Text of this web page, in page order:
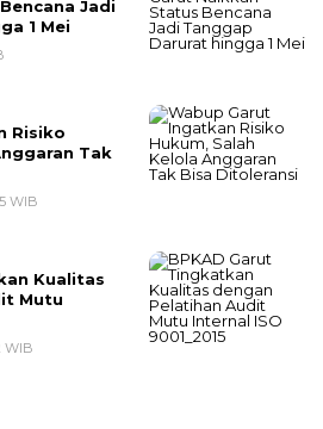
Jadi
1 Mei
Risiko
Tak
WIB
Kualitas
Mutu
WIB